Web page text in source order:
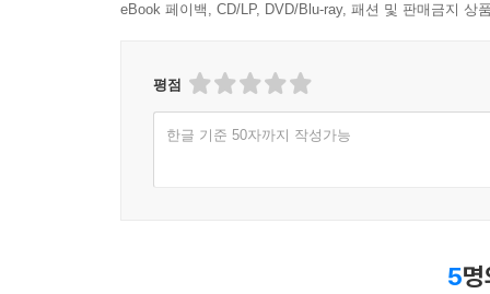
eBook 페이백, CD/LP, DVD/Blu-ray, 패션 및 판매금지 상
평점
한글 기준 50자까지 작성가능
5